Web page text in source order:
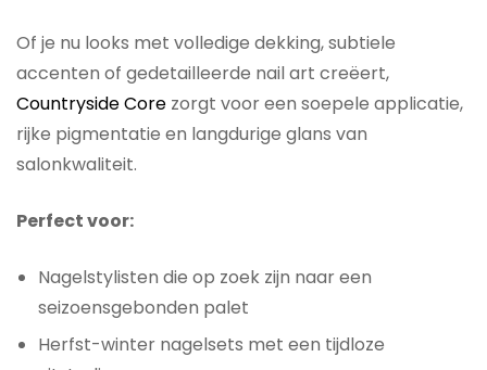
Of je nu looks met volledige dekking, subtiele
accenten of gedetailleerde nail art creëert,
Countryside Core zorgt voor een soepele applicatie,
rijke pigmentatie en langdurige glans van
salonkwaliteit.
Perfect voor:
Nagelstylisten die op zoek zijn naar een
seizoensgebonden palet
Herfst-winter nagelsets met een tijdloze